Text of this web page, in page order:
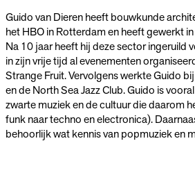
Guido van Dieren heeft bouwkunde
het HBO in Rotterdam en heeft gewerkt
Na 10 jaar heeft hij deze sector ingeruild
in zijn vrije tijd al evenementen
Strange Fruit. Vervolgens werkte Guido
en de North Sea Jazz Club. Guido is
zwarte muziek en de cultuur die daarom
funk naar techno en electronica).
behoorlijk wat kennis van popmuziek en